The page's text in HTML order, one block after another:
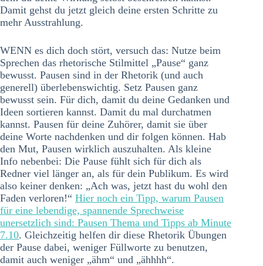
Damit gehst du jetzt gleich deine ersten Schritte zu
mehr Ausstrahlung.
WENN es dich doch stört, versuch das: Nutze beim
Sprechen das rhetorische Stilmittel „Pause“ ganz
bewusst. Pausen sind in der Rhetorik (und auch
generell) überlebenswichtig. Setz Pausen ganz
bewusst sein. Für dich, damit du deine Gedanken und
Ideen sortieren kannst. Damit du mal durchatmen
kannst. Pausen für deine Zuhörer, damit sie über
deine Worte nachdenken und dir folgen können. Hab
den Mut, Pausen wirklich auszuhalten. Als kleine
Info nebenbei: Die Pause fühlt sich für dich als
Redner viel länger an, als für dein Publikum. Es wird
also keiner denken: „Ach was, jetzt hast du wohl den
Faden verloren!“ Hier noch ein Tipp, warum Pausen
für eine lebendige, spannende Sprechweise
unersetzlich sind: Pausen Thema und Tipps ab Minute
7.10. Gleichzeitig helfen dir diese Rhetorik Übungen
der Pause dabei, weniger Füllworte zu benutzen,
damit auch weniger „ähm“ und „ähhhh“.